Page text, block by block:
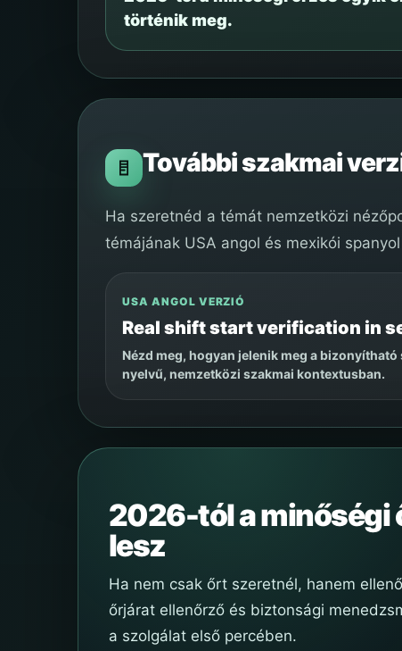
történik meg.
További szakmai
Ha szeretnéd a témát nemzetközi
témájának USA angol és mexikói
USA ANGOL VERZIÓ
Real shift start verification in
Nézd meg, hogyan jelenik meg a
nyelvű, nemzetközi szakmai kontextusban.
2026-tól a minőségi
lesz
Ha nem csak őrt szeretnél, hanem
őrjárat ellenőrző és biztonsági
a szolgálat első percében.